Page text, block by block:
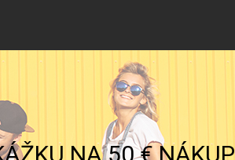
NA 50 € NÁKUP